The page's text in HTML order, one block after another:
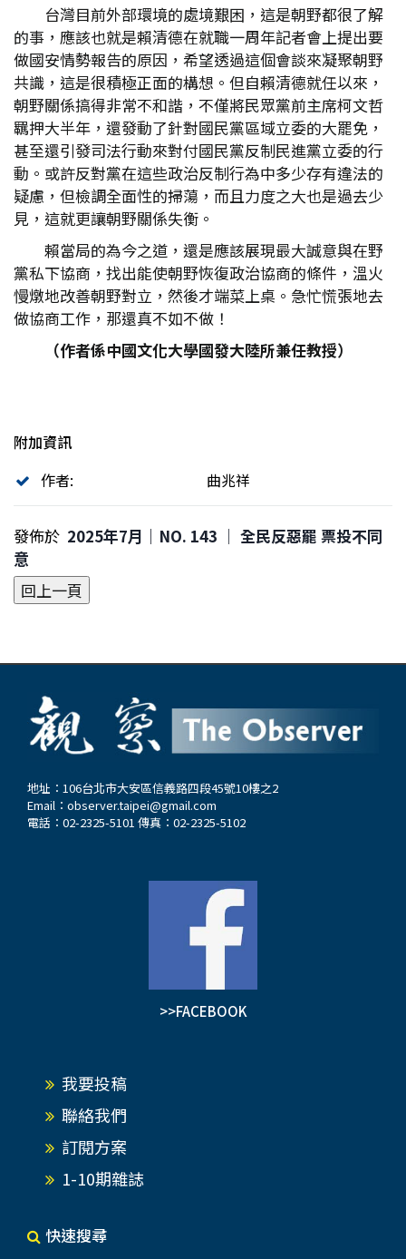
台灣目前外部環境的處境艱困，這是朝野都很了解
的事，應該也就是賴清德在就職一周年記者會上提出要
做國安情勢報告的原因，希望透過這個會談來凝聚朝野
共識，這是很積極正面的構想。但自賴清德就任以來，
朝野關係搞得非常不和諧，不僅將民眾黨前主席柯文哲
羈押大半年，還發動了針對國民黨區域立委的大罷免，
甚至還引發司法行動來對付國民黨反制民進黨立委的行
動。或許反對黨在這些政治反制行為中多少存有違法的
疑慮，但檢調全面性的掃蕩，而且力度之大也是過去少
見，這就更讓朝野關係失衡。
賴當局的為今之道，還是應該展現最大誠意與在野
黨私下協商，找出能使朝野恢復政治協商的條件，溫火
慢燉地改善朝野對立，然後才端菜上桌。急忙慌張地去
做協商工作，那還真不如不做！
（作者係中國文化大學國發大陸所兼任教授）
附加資訊
作者:
曲兆祥
發佈於 2025年7月｜NO. 143 │ 全民反惡罷 票投不同
意
地址：106台北市大安區信義路四段45號10樓之2
Email： observer.taipei@gmail.com
電話：02-2325-5101 傳真：02-2325-5102
>>FACEBOOK
我要投稿
聯絡我們
訂閱方案
1-10期雜誌
快速搜尋